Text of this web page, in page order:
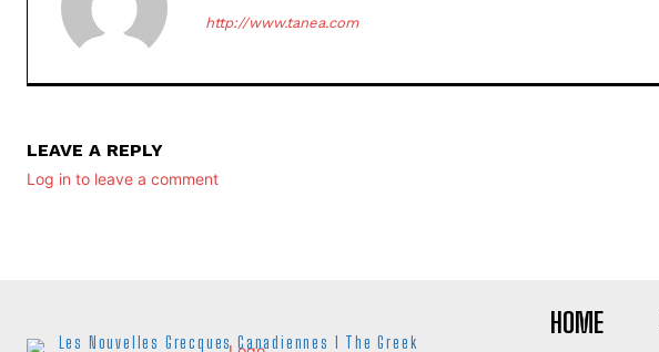
http://www.tanea.com
LEAVE A REPLY
Log in to leave a comment
HOME
Les Nouvelles Grecques Canadiennes I The Greek